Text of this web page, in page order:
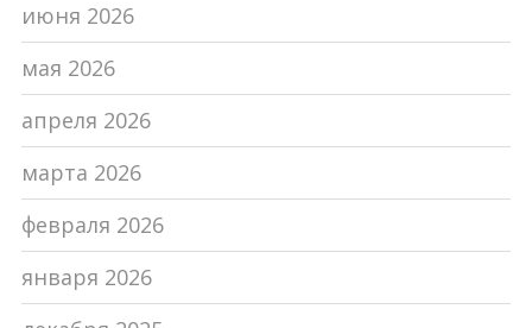
июня 2026
мая 2026
апреля 2026
марта 2026
февраля 2026
января 2026